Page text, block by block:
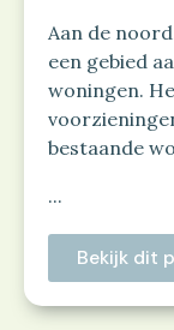
Aan de
een gebied
woningen.
bestaande
...
Bekijk dit